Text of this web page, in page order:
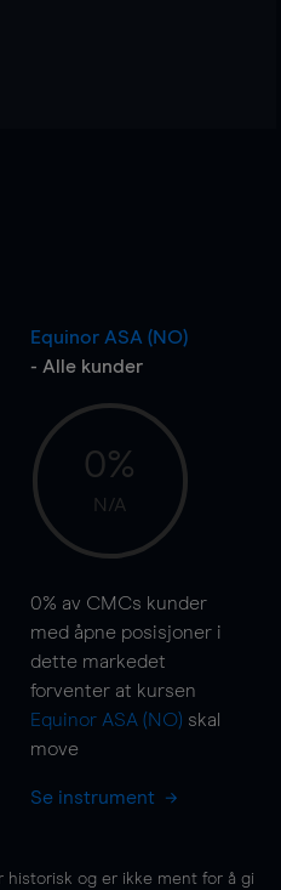
Equinor ASA (NO)
- Alle kunder
0%
N/A
0% av CMCs kunder
med åpne posisjoner i
dette markedet
forventer at kursen
Equinor ASA (NO) skal
move
Se instrument
historisk og er ikke ment for å gi